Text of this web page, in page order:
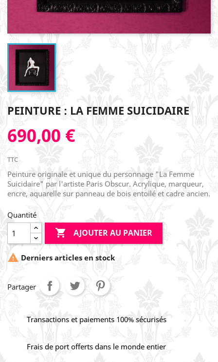
PEINTURE : LA FEMME SUICIDAIRE
690,00 €
TTC
Peinture originale et unique du personnage "La Femme
Suicidaire" par l'artiste Paris Obscur. Acrylique, marqueur,
encre, aquarelle sur panneau de bois entoilé et cadre ancien.
Quantité
 AJOUTER AU PANIER
 Derniers articles en stock
Partager
Transactions et paiements 100% sécurisés
Frais de port offerts dans le monde entier